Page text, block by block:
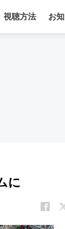
視聴方法 お
に